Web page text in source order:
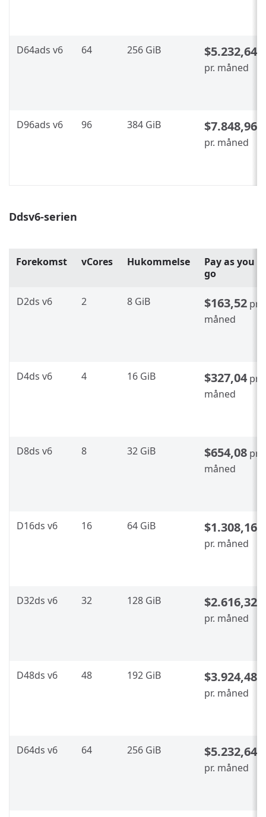
D64ads v6 64 256 GiB $5.232,64
pr. måned
D96ads v6 96 384 GiB $7.848,96
pr. måned
Ddsv6-serien
Forekomst vCores Hukommelse
Pay as you
go
D2ds v6 2 8 GiB $163,52 pr.
måned
D4ds v6 4 16 GiB $327,04 pr.
måned
D8ds v6 8 32 GiB $654,08 pr.
måned
D16ds v6 16 64 GiB $1.308,16
pr. måned
D32ds v6 32 128 GiB $2.616,32
pr. måned
D48ds v6 48 192 GiB $3.924,48
pr. måned
D64ds v6 64 256 GiB $5.232,64
pr. måned